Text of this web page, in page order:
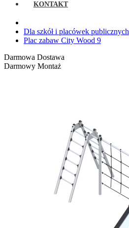
KONTAKT
Dla szkół i placówek publicznych
Plac zabaw City Wood 9
Darmowa Dostawa
Darmowy Montaż